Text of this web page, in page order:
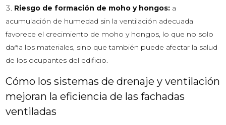
Riesgo de formación de moho y hongos: a
acumulación de humedad sin la ventilación adecuada
favorece el crecimiento de moho y hongos, lo que no solo
daña los materiales, sino que también puede afectar la salud
de los ocupantes del edificio.
Cómo los sistemas de drenaje y ventilación
mejoran la eficiencia de las fachadas
ventiladas